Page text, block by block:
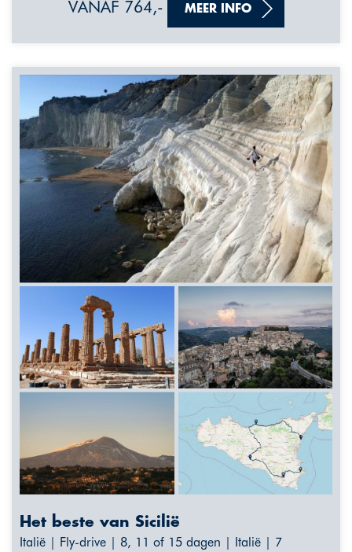
VANAF 764,- MEER INFO
Het beste van Sicilië
Italië | Fly-drive | 8, 11 of 15 dagen | Italië | 7